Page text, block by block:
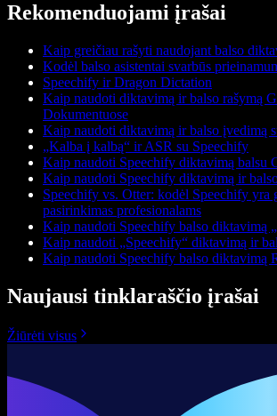
Rekomenduojami įrašai
Kaip greičiau rašyti naudojant balso
Kodėl balso asistentai svarbūs
Speechify ir Dragon Dictation
Kaip naudoti diktavimą ir balso rašymą
Dokumentuose
Kaip naudoti diktavimą ir balso įvedimą
„Kalba į kalbą“ ir ASR su Speechify
Kaip naudoti Speechify diktavimą balsu
Kaip naudoti Speechify diktavimą ir
Speechify vs. Otter: kodėl Speechify yra
pasirinkimas profesionalams
Kaip naudoti Speechify balso diktavimą
Kaip naudoti „Speechify“ diktavimą ir
Kaip naudoti Speechify balso diktavimą
Naujausi tinklaraščio įrašai
Žiūrėti visus